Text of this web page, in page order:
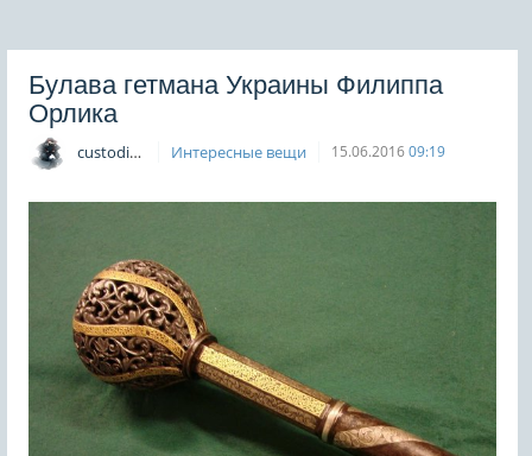
Булава гетмана Украины Филиппа
Орлика
custodian Интересные вещи 15.06.2016 09:19